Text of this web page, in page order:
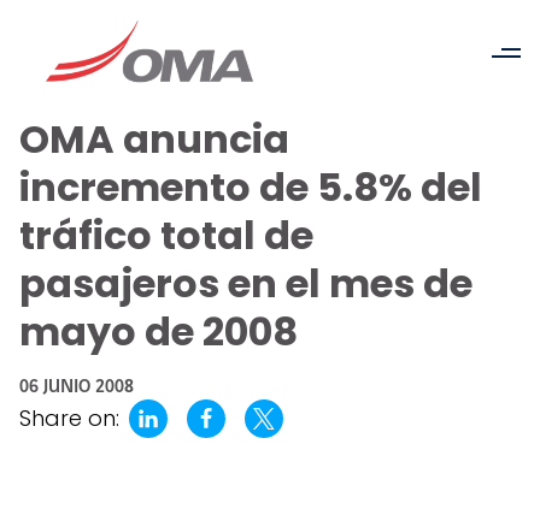
OMA anuncia
incremento de 5.8% del
tráfico total de
pasajeros en el mes de
mayo de 2008
06 JUNIO 2008
Share on: